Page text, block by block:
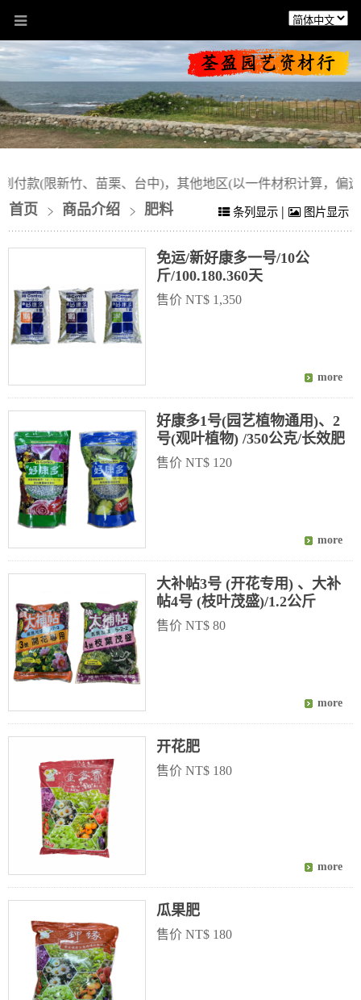
款(限新竹、苗栗、台中)，其他地区(以一件材积计算，偏远
首页 商品介绍 肥料 条列显示 | 图片显示
免运/新好康多一号/10公
斤/100.180.360天
售价 NT$ 1,350
好康多1号(园艺植物通用)、2
号(观叶植物) /350公克/长效肥
售价 NT$ 120
大补帖3号 (开花专用) 、大补
帖4号 (枝叶茂盛)/1.2公斤
售价 NT$ 80
开花肥
售价 NT$ 180
瓜果肥
售价 NT$ 180